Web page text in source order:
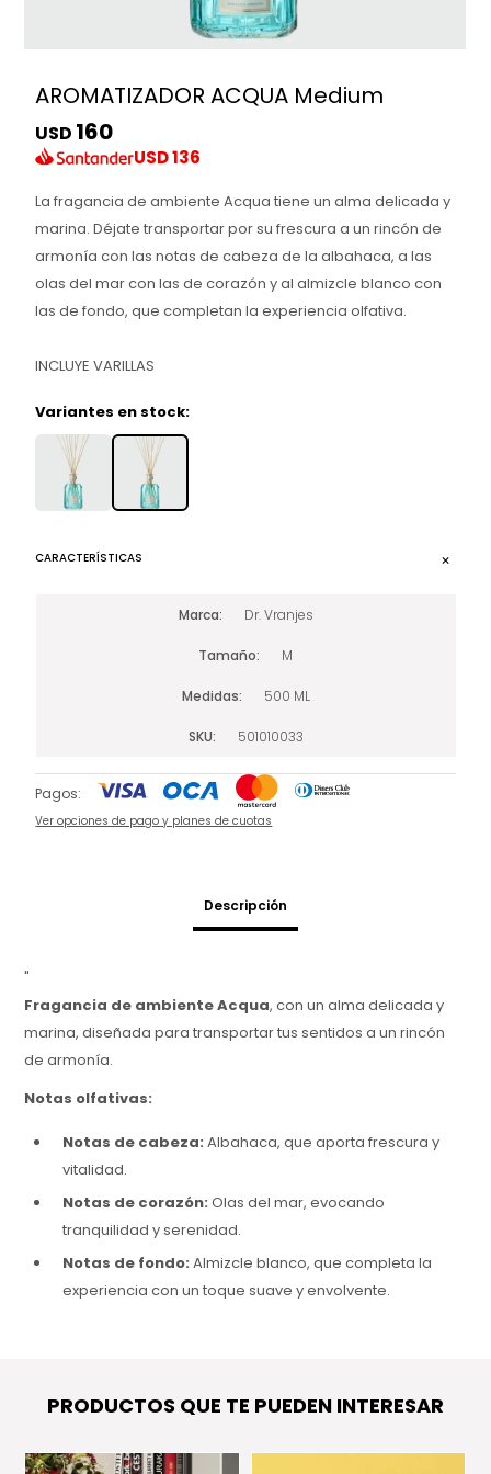
AROMATIZADOR ACQUA Medium
USD 160
USD136
La fragancia de ambiente Acqua tiene un alma delicada y
marina. Déjate transportar por su frescura a un rincón de
armonía con las notas de cabeza de la albahaca, a las
olas del mar con las de corazón y al almizcle blanco con
las de fondo, que completan la experiencia olfativa.
INCLUYE VARILLAS
Variantes en stock:
CARACTERÍSTICAS
Marca Dr. Vranjes
Tamaño M
Medidas 500 ML
SKU 501010033
Pagos:
Ver opciones de pago y planes de cuotas
Descripción
"
Fragancia de ambiente Acqua, con un alma delicada y
marina, diseñada para transportar tus sentidos a un rincón
de armonía.
Notas olfativas:
Notas de cabeza: Albahaca, que aporta frescura y
vitalidad.
Notas de corazón: Olas del mar, evocando
tranquilidad y serenidad.
Notas de fondo: Almizcle blanco, que completa la
experiencia con un toque suave y envolvente.
PRODUCTOS QUE TE PUEDEN INTERESAR